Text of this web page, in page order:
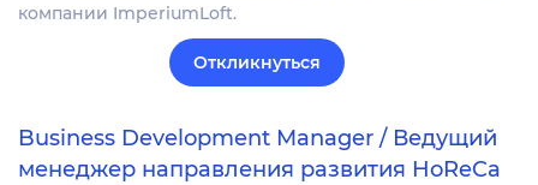
компании ImperiumLoft.
Откликнуться
Business Development Manager / Ведущий
менеджер направления развития HoReCa